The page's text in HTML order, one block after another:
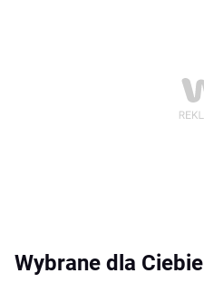
Wybrane dla Ciebie